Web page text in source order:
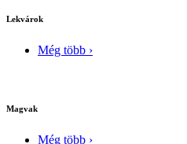
Lekvárok
Még több ›
Magvak
Még több ›